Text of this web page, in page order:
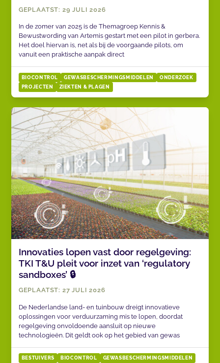
GEPLAATST: 29 JULI 2026
In de zomer van 2025 is de Themagroep Kennis &
Bewustwording van Artemis gestart met een pilot in gerbera.
Het doel hiervan is, net als bij de voorgaande pilots, om
vanuit een praktische aanpak direct
BIOCONTROL GEWASBESCHERMINGSMIDDELEN
ONDERZOEK
PROJECTEN
ZIEKTEN & PLAGEN
Innovaties lopen vast door regelgeving:
TKI T&U pleit voor inzet van ‘regulatory
sandboxes’ 🔒
GEPLAATST: 27 JULI 2026
De Nederlandse land- en tuinbouw dreigt innovatieve
oplossingen voor verduurzaming mis te lopen, doordat
regelgeving onvoldoende aansluit op nieuwe
technologieën. Dit geldt ook op het gebied van gewas
BESTUIVERS BIOCONTROL GEWASBESCHERMINGSMIDDELEN